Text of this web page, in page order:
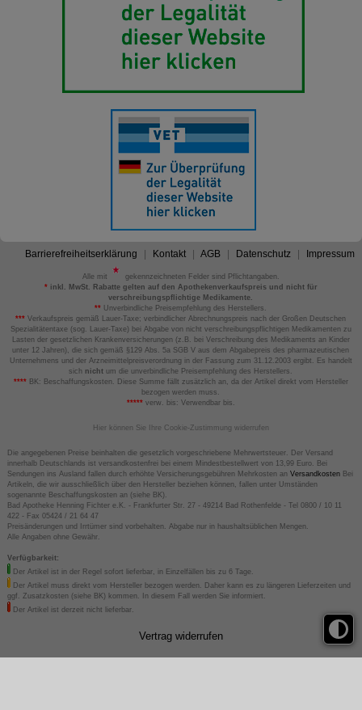
Barrierefreiheitserklärung Kontakt AGB Datenschutz Impressum
Alle mit
gekennzeichneten Felder sind Pflichtangaben.
*inkl. MwSt. Rabatte gelten auf den Apothekenverkaufspreis und nicht für
verschreibungspflichtige Medikamente.
** Unverbindliche Preisempfehlung des Herstellers.
*** Verkaufspreis gemäß Lauer-Taxe; verbindlicher Abrechnungspreis nach der Großen Deutschen
Spezialitätentaxe (sog. Lauer-Taxe) bei Abgabe von nicht verschreibungspflichtigen Medikamenten zu
Lasten der gesetzlichen Krankenversicherungen (z.B. bei Verschreibung des Medikaments an Kinder
unter 12 Jahren), die sich gemäß §129 Abs. 5a SGB V aus dem Abgabepreis des pharmazeutischen
Unternehmens und der Arzneimittelpreisverordnung in der Fassung zum 31.12.2003 ergibt. Es handelt
sich nicht um die unverbindliche Preisempfehlung des Herstellers.
****BK: Beschaffungskosten. Diese Summe fällt zusätzlich an, da der Artikel direkt vom Hersteller
bezogen werden muss.
*****verw. bis: Verwendbar bis.
Hier können Sie Ihre Cookie-Zustimmung widerrufen
Die angegebenen Preise beinhalten die gesetzlich vorgeschriebene Mehrwertsteuer. Der Versand
innerhalb Deutschlands ist versandkostenfrei bei einem Mindestbestellwert von 13,99 Euro. Bei
Sendungen ins Ausland fallen durch erhöhte Versicherungsgebühren Mehrkosten an VersandkostenBei
Artikeln, die wir ausschließlich über den Hersteller beziehen können, fallen unter Umständen
sogenannte Beschaffungskosten an (siehe BK).
Bad Apotheke Henning Fichter e.K. - Frankfurter Str. 27 - 49214 Bad Rothenfelde - Tel 0800 / 10 11
422 - Fax 05424 / 21 64 47
Preisänderungen und Irrtümer sind vorbehalten. Abgabe nur in haushaltsüblichen Mengen.
Alle Angaben ohne Gewähr.
Verfügbarkeit:
Der Artikel ist in der Regel sofort lieferbar, in Einzelfällen bis zu 6 Tage.
Der Artikel muss direkt vom Hersteller bezogen werden. Daher kann es zu längeren Lieferzeiten und
ggf. Zusatzkosten (siehe BK) kommen. In diesem Fall werden Sie informiert.
Der Artikel ist derzeit nicht lieferbar.
Vertrag widerrufen